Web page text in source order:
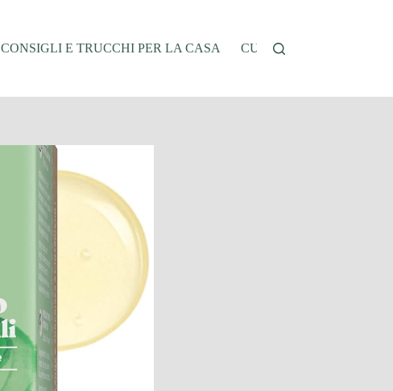
CONSIGLI E TRUCCHI PER LA CASA CUCINA E RICETTE